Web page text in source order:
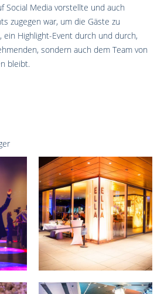
Social Media vorstellte und auch
zugegen war, um die Gäste zu
ein Highlight-Event durch und durch,
sondern auch dem Team von
bleibt.